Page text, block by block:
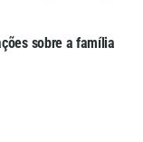
sobre a família